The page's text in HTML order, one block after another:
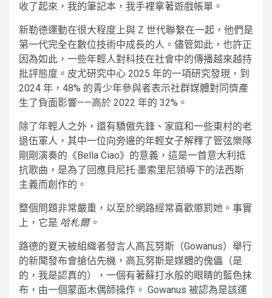
收了起來，我的筆記本，我手裡拿著遊戲帳單。
新勒德運動在很大程度上與 Z 世代聯繫在一起，他們是
第一代完全在數位技術中成長的人。儘管如此，也許正
因為如此，一些年輕人對科技在社會中的傳播越來越持
批評態度。皮尤研究中心 2025 年的一項研究發現，到
2024 年，48% 的青少年參與者表示社群媒體對同儕產
生了負面影響——高於 2022 年的 32%。
除了年輕人之外，還有驕傲先鋒、家庭和一些東村的老
退伍軍人，其中一位向旁邊的年輕女子解釋了管弦樂隊
剛剛演奏的《Bella Ciao》的意義，這是一首意大利抵
抗歌曲，是為了回應貝尼托·墨索里尼領導下的法西斯
主義而創作的。
整個問題非常嚴重，以至於網路經常喜歡懲罰她。事實
上，它是 哈札爾。
路德的夏天被組織者發言人高瓦努斯（Gowanus）舉行
的新聞發布會搶佔先機，高瓦努斯是媒體的傀儡（是
的，我是認真的），一個有著蘇打水般的眼睛的藍色抹
布，由一個蒙面木偶師操作。 Gowanus 被認為是該運